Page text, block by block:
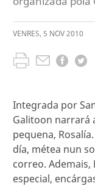
VENRES, 5 NOV2010
Integrada por
Galitoon narrará
pequena,
día, métea nun
correo.
especial,